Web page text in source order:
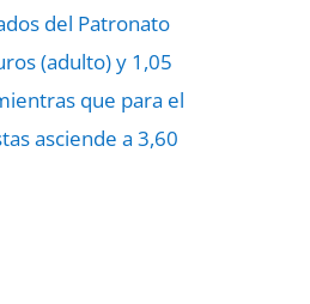
del Patronato
(adulto) y 1,05
que para el
asciende a 3,60